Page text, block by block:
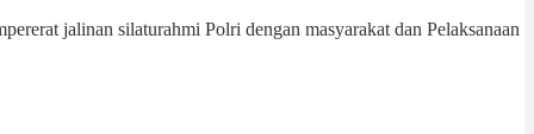
jalinan silaturahmi Polri dengan masyarakat dan Pelaksanaan